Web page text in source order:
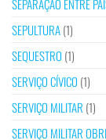
SEPARAÇÃO ENTRE
SEPULTURA(1)
SEQUESTRO (1)
SERVIÇO CÍVICO (1)
SERVIÇO MILITAR (1)
SERVIÇO MILITAR